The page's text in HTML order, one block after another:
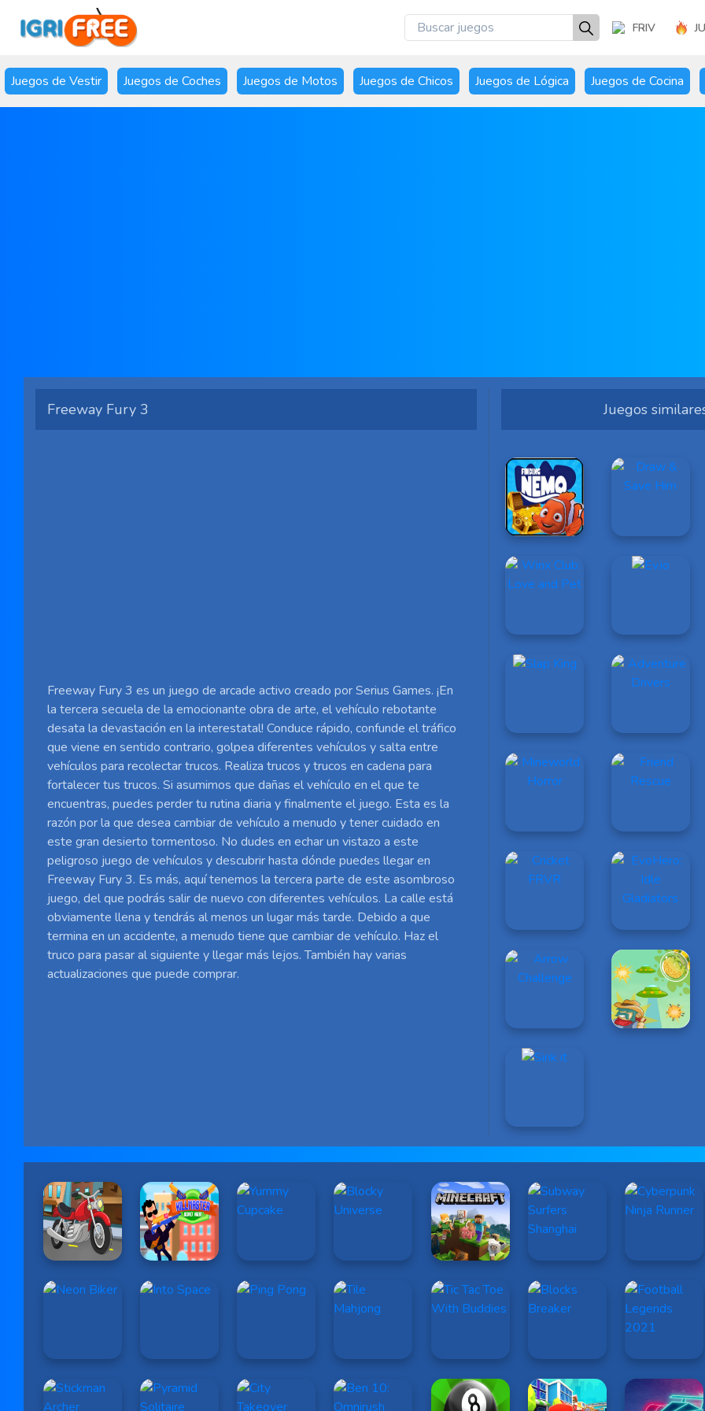
FRIV
Juegos de Vestir Juegos de Coches Juegos de Motos Juegos de Chicos Juegos de Lógica Juegos de Cocina
Freeway Fury 3
Freeway Fury 3 es un juego de arcade activo creado por Serius Games. ¡En
la tercera secuela de la emocionante obra de arte, el vehículo rebotante
desata la devastación en la interestatal! Conduce rápido, confunde el tráfico
que viene en sentido contrario, golpea diferentes vehículos y salta entre
vehículos para recolectar trucos. Realiza trucos y trucos en cadena para
fortalecer tus trucos. Si asumimos que dañas el vehículo en el que te
encuentras, puedes perder tu rutina diaria y finalmente el juego. Esta es la
razón por la que desea cambiar de vehículo a menudo y tener cuidado en
este gran desierto tormentoso. No dudes en echar un vistazo a este
peligroso juego de vehículos y descubrir hasta dónde puedes llegar en
Freeway Fury 3. Es más, aquí tenemos la tercera parte de este asombroso
juego, del que podrás salir de nuevo con diferentes vehículos. La calle está
obviamente llena y tendrás al menos un lugar más tarde. Debido a que
termina en un accidente, a menudo tiene que cambiar de vehículo. Haz el
truco para pasar al siguiente y llegar más lejos. También hay varias
actualizaciones que puede comprar.
Juegos